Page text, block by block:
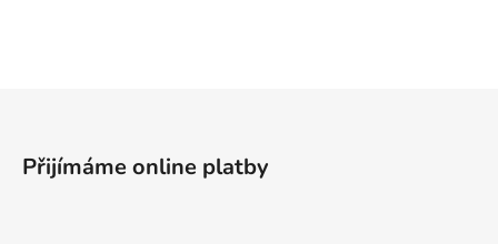
Přijímáme online platby